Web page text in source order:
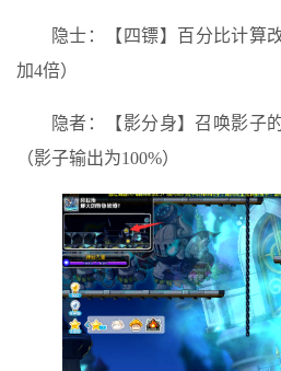
隐士：【四镖】百分比计算
加4倍）
隐者：【影分身】召唤影子
（影子输出为100%）